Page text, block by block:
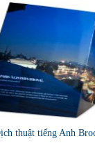
thuật tiếng Anh